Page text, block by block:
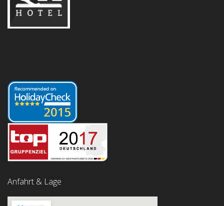
Anfahrt & Lage